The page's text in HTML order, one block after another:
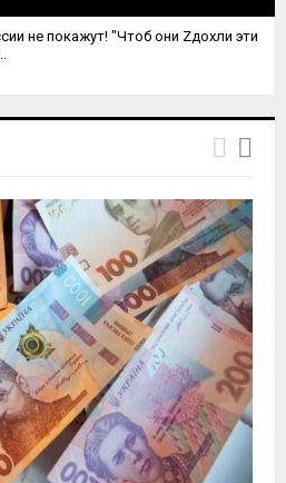
не покажут! "Чтоб они Zдохли эти